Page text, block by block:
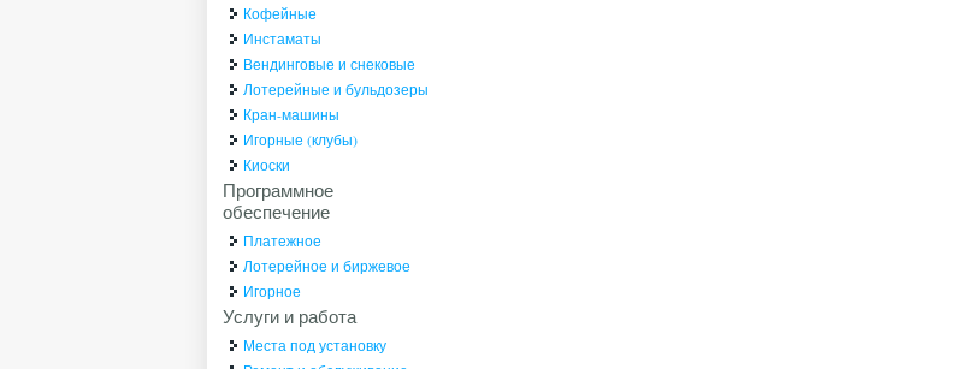
Кофейные
Инстаматы
Вендинговые и снековые
Лотерейные и бульдозеры
Кран-машины
Игорные (клубы)
Киоски
Программное
обеспечение
Платежное
Лотерейное и биржевое
Игорное
Услуги и работа
Места под установку